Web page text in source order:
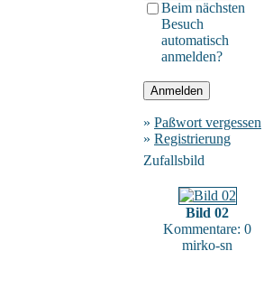
Beim nächsten
Besuch
automatisch
anmelden?
» Paßwort vergessen
» Registrierung
Zufallsbild
Bild 02
Kommentare: 0
mirko-sn